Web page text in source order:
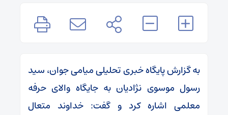
به گزارش پایگاه خبری تحلیلی میامی جوان، سید
رسول موسوی نژادیان به جایگاه والای حرفه
معلمی اشاره کرد و گفت: خداوند متعال